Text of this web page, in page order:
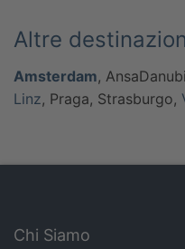
Altre
Amsterdam,
Linz, Praga, Strasburgo,
Chi Siamo